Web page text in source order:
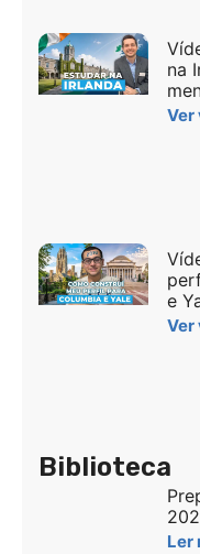
na
Ver
e
Ver
Biblioteca
Ler